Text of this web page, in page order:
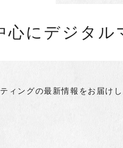
心にデジタ
ィングの最新情報をお届けし